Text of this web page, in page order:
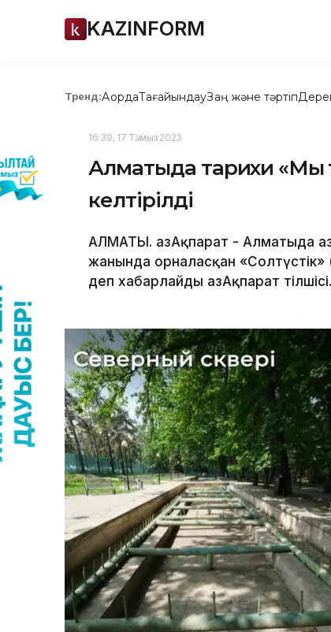
KAZINFORM
Тренд:АқордаТағайындауЗаң және тәртіп
16:39, 17 Тамыз 2023
Алматыда тарихи
келтірілді
АЛМАТЫ. ҚазАқпарат - Алматыда
жанында орналасқан
деп хабарлайды ҚазАқпарат тілшісі.